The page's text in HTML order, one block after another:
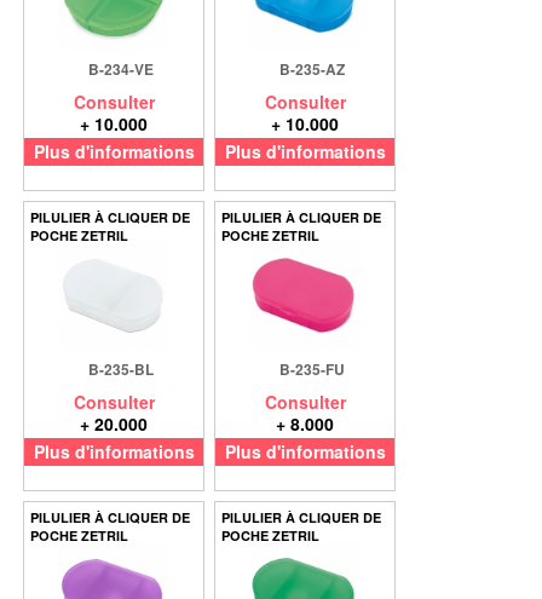
B-234-VE
Consulter
+ 10.000
Plus d'informations
B-235-AZ
Consulter
+ 10.000
Plus d'informations
PILULIER À CLIQUER DE
POCHE ZETRIL
B-235-BL
Consulter
+ 20.000
Plus d'informations
PILULIER À CLIQUER DE
POCHE ZETRIL
B-235-FU
Consulter
+ 8.000
Plus d'informations
PILULIER À CLIQUER DE
POCHE ZETRIL
PILULIER À CLIQUER DE
POCHE ZETRIL